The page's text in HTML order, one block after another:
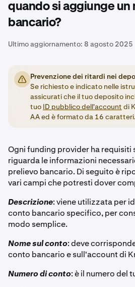
quando si aggiunge un
bancario?
Ultimo aggiornamento: 8 agosto 2025
Prevenzione dei ritardi nei
Se richiesto e indicato nelle
assicurati che il tuo deposito
tuo ID pubblico dell'account di
AA ed è formato da 16 caratteri.
Ogni funding provider ha
riguarda le informazioni
prelievo bancario. Di seguito è
vari campi che potresti dover
Descrizione: viene utilizzata per
conto bancario specifico, per
modo semplice.
Nome sul conto: deve
conto bancario e sull'account di
Numero di conto: è il numero del